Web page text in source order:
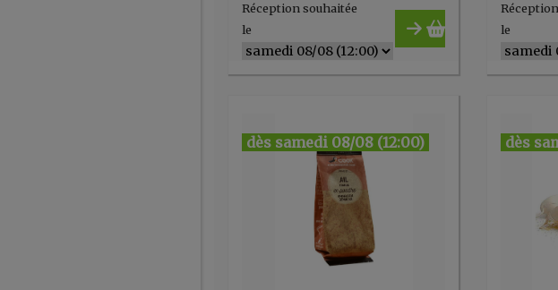
Réception souhaitée
le
le
dès samedi 08/08 (12:00) dès